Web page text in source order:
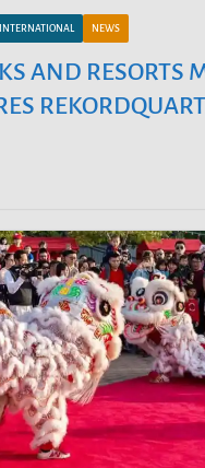
INTERNATIONAL NEWS
AND RESORTS